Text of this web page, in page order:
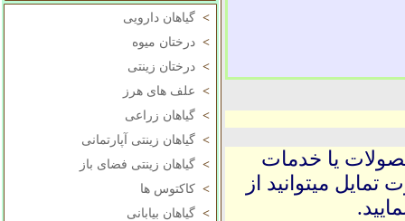
> گیاهان دارویی
> درختان میوه
> درختان زینتی
> علف های هرز
> گیاهان زراعی
> گیاهان زینتی آپارتمانی
> گیاهان زینتی فضای باز
> کاکتوس ها
> گیاهان بیابانی
یا خدمات
میتوانید از